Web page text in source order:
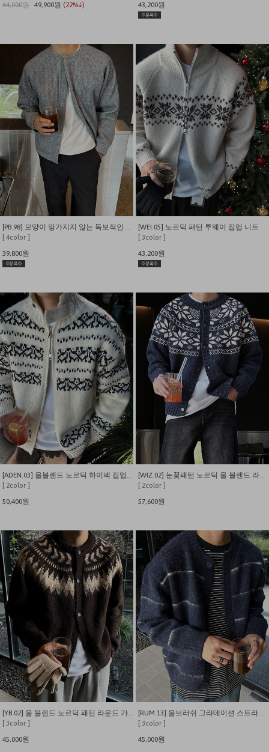
64,000원 49,900원 (22%↓)
43,200원
[ 4color ]
39,800원
[WEI.05] 노르딕 패턴 투웨이 집업 니트
[ 3color ]
43,200원
[ 2color ]
50,400원
[ 2color ]
57,600원
[YB.02] 울 블렌드 노르딕 패턴 라운드 가디건
[ 3color ]
45,000원
[RUM.13] 울브러쉬 그라데이션 스트라이프 크루 가디건
[ 3color ]
45,000원